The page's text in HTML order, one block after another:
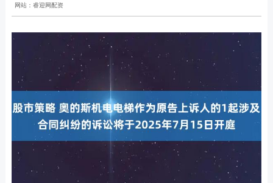
网站：睿迎网配资